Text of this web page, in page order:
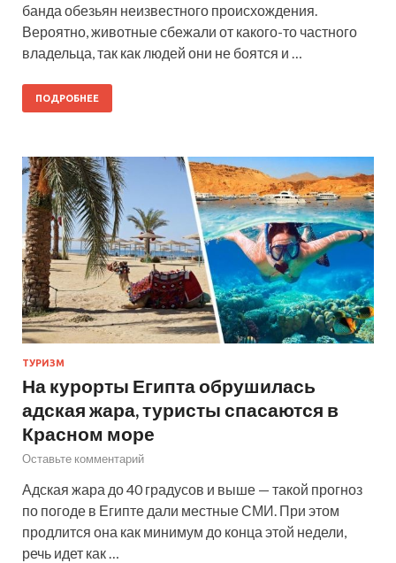
банда обезьян неизвестного происхождения.
Вероятно, животные сбежали от какого-то частного
владельца, так как людей они не боятся и …
ПОДРОБНЕЕ
ТУРИЗМ
На курорты Египта обрушилась
адская жара, туристы спасаются в
Красном море
Оставьте комментарий
Адская жара до 40 градусов и выше — такой прогноз
по погоде в Египте дали местные СМИ. При этом
продлится она как минимум до конца этой недели,
речь идет как …